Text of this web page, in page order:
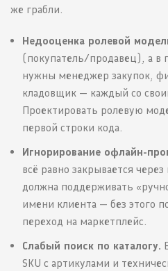
же грабли.
Недооценка ролевой
(покупатель/продавец), а в
нужны менеджер закупок,
кладовщик — каждый со
Проектировать ролевую
первой строки кода.
Игнорирование офлайн-
всё равно закрывается
должна поддерживать
имени клиента — без этого
переход на маркетплейс.
Слабый поиск по каталогу.
SKU с артикулами и